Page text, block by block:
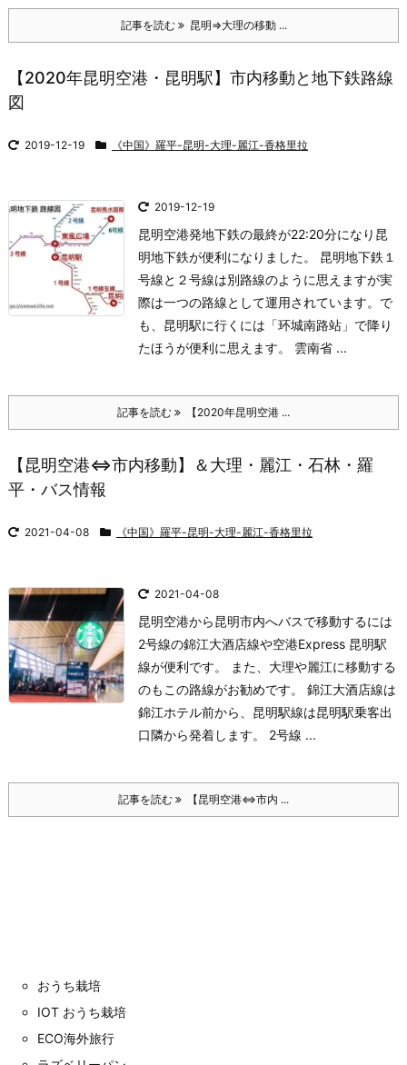
記事を読む 昆明⇒大理の移動 ...
【2020年昆明空港・昆明駅】市内移動と地下鉄路線
図
2019-12-19 《中国》羅平-昆明-大理-麗江-香格里拉
2019-12-19
昆明空港発地下鉄の最終が22:20分になり昆
明地下鉄が便利になりました。 昆明地下鉄１
号線と２号線は別路線のように思えますが実
際は一つの路線として運用されています。で
も、昆明駅に行くには「环城南路站」で降り
たほうが便利に思えます。 雲南省 ...
記事を読む 【2020年昆明空港 ...
【昆明空港⇔市内移動】＆大理・麗江・石林・羅
平・バス情報
2021-04-08 《中国》羅平-昆明-大理-麗江-香格里拉
2021-04-08
昆明空港から昆明市内へバスで移動するには
2号線の錦江大酒店線や空港Express 昆明駅
線が便利です。 また、大理や麗江に移動する
のもこの路線がお勧めです。 錦江大酒店線は
錦江ホテル前から、昆明駅線は昆明駅乗客出
口隣から発着します。 2号線 ...
記事を読む 【昆明空港⇔市内 ...
おうち栽培
IOT おうち栽培
ECO海外旅行